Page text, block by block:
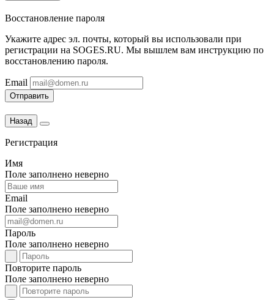
Восстановление пароля
Укажите адрес эл. почты, который вы использовали при
регистрации на SOGES.RU. Мы вышлем вам инструкцию по
восстановлению пароля.
Email
Отправить
Назад
Регистрация
Имя
Поле заполнено неверно
Email
Поле заполнено неверно
Пароль
Поле заполнено неверно
Повторите пароль
Поле заполнено неверно